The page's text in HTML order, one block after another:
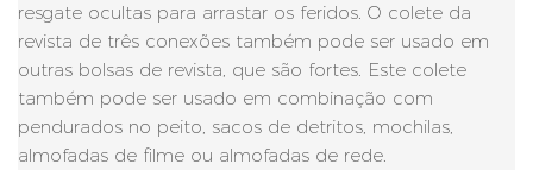
resgate ocultas para arrastar os feridos. O colete da
revista de três conexões também pode ser usado em
outras bolsas de revista, que são fortes. Este colete
também pode ser usado em combinação com
pendurados no peito, sacos de detritos, mochilas,
almofadas de filme ou almofadas de rede.